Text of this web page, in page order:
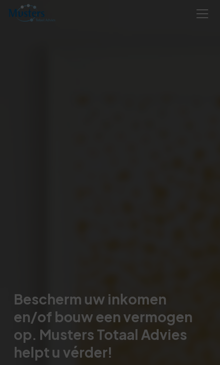
Bescherm uw inkomen
en/of bouw een vermogen
op. Musters Totaal Advies
helpt u vérder!